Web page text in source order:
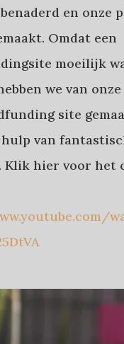
en onze
Omdat een
moeilijk
we van
site
van
Klik hier voor het